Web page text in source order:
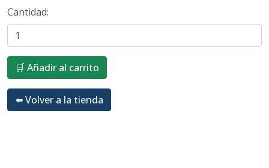
Cantidad:
🛒 Añadir al carrito
⬅️ Volver a la tienda